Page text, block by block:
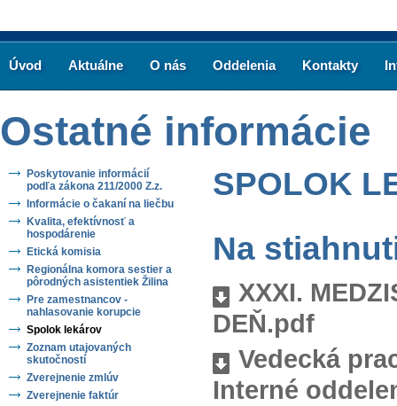
Úvod Aktuálne O nás Oddelenia Kontakty
Ostatné informácie
Poskytovanie informácií
podľa zákona 211/2000 Z.z.
Informácie o čakaní na liečbu
Kvalita, efektívnosť a
hospodárenie
Etická komisia
Regionálna komora sestier a
pôrodných asistentiek Žilina
Pre zamestnancov -
nahlasovanie korupcie
Spolok lekárov
Zoznam utajovaných
skutočností
Zverejnenie zmlúv
Zverejnenie faktúr
SPOLOK
Na
XXXI.
DEŇ.pdf
Vedecká
Interné